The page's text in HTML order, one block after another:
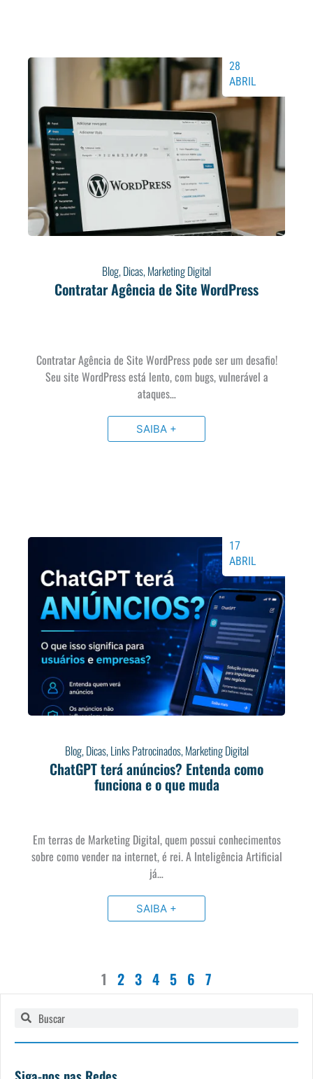
Blog,Dicas,Marketing Digital
Contratar Agência de Site WordPress
28
ABRIL
Contratar Agência de Site WordPress pode ser um desafio!
Seu site WordPress está lento, com bugs, vulnerável a
ataques…
SAIBA +
Blog,Dicas,Links Patrocinados,Marketing Digital
ChatGPT terá anúncios? Entenda como
funciona e o que muda
17
ABRIL
Em terras de Marketing Digital, quem possui conhecimentos
sobre como vender na internet, é rei. A Inteligência Artificial
já…
SAIBA +
1 2 3 4 5 6 7
Pesquisar
Pesquisar